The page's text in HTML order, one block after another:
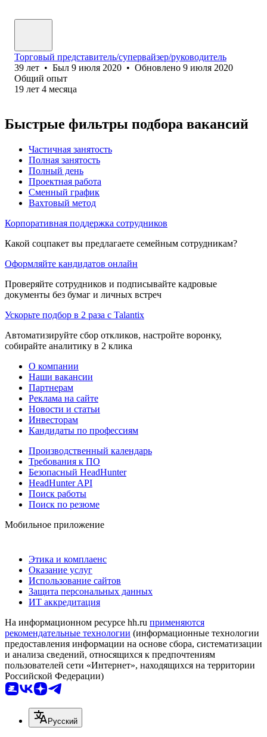
Торговый представитель/супервайзер/руководитель
39 лет • Был 9 июля 2020 • Обновлено 9 июля 2020
Общий опыт
19 лет 4 месяца
Быстрые фильтры подбора вакансий
Частичная занятость
Полная занятость
Полный день
Проектная работа
Сменный график
Вахтовый метод
Корпоративная поддержка сотрудников
Какой соцпакет вы предлагаете семейным сотрудникам?
Оформляйте кандидатов онлайн
Проверяйте сотрудников и подписывайте кадровые
документы без бумаг и личных встреч
Ускорьте подбор в 2 раза с Talantix
Автоматизируйте сбор откликов, настройте воронку,
собирайте аналитику в 2 клика
О компании
Наши вакансии
Партнерам
Реклама на сайте
Новости и статьи
Инвесторам
Кандидаты по профессиям
Производственный календарь
Требования к ПО
Безопасный HeadHunter
HeadHunter API
Поиск работы
Поиск по резюме
Мобильное приложение
Этика и комплаенс
Оказание услуг
Использование сайтов
Защита персональных данных
ИТ аккредитация
На информационном ресурсе hh.ru применяются
рекомендательные технологии (информационные технологии
предоставления информации на основе сбора, систематизации
и анализа сведений, относящихся к предпочтениям
пользователей сети «Интернет», находящихся на территории
Российской Федерации)
Русский